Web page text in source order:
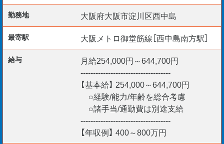
職場は西中島南方駅/徒歩1分の好立地。
ビジネスカジュアルで就業が可能です。
・設計の実務経験1～5年
・管工事施工管理技士補
・管工事施工管理技士
勤務地 大阪府大阪市淀川区西中島
最寄駅 大阪メトロ御堂筋線［西中島南方駅］
給与
月給254,000円～644,700円
------------------------------------
【基本給】 254,000～644,700円
○経験/能力/年齢を総合考慮
○諸手当/通勤費は別途支給
------------------------------------
【年収例】 400～800万円